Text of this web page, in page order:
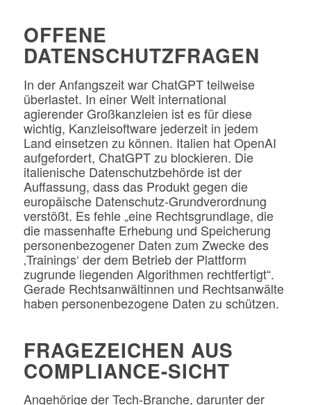
OFFENE
DATENSCHUTZFRAGEN
In der Anfangszeit war ChatGPT teilweise
überlastet. In einer Welt international
agierender Großkanzleien ist es für diese
wichtig, Kanzleisoftware jederzeit in jedem
Land einsetzen zu können. Italien hat OpenAI
aufgefordert, ChatGPT zu blockieren. Die
italienische Datenschutzbehörde ist der
Auffassung, dass das Produkt gegen die
europäische Datenschutz-Grundverordnung
verstößt. Es fehle „eine Rechtsgrundlage, die
die massenhafte Erhebung und Speicherung
personenbezogener Daten zum Zwecke des
‚Trainings‘ der dem Betrieb der Plattform
zugrunde liegenden Algorithmen rechtfertigt“.
Gerade Rechtsanwältinnen und Rechtsanwälte
haben personenbezogene Daten zu schützen.
FRAGEZEICHEN AUS
COMPLIANCE-SICHT
Angehörige der Tech-Branche, darunter der